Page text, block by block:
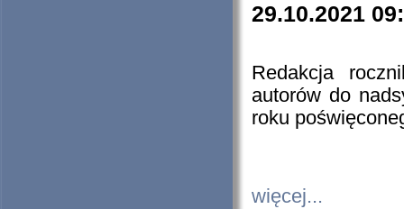
29.10.2021
Redakcja
autorów do
roku
więcej...